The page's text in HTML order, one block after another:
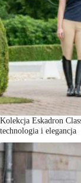
Kolekcja Eskadron
technologia i elegancja